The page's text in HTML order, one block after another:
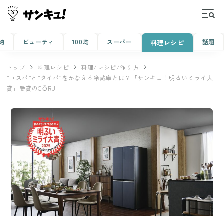
ビューティ 100均 スーパー 料理レシピ 話題
トップ 料理レシピ
料理/レシピ/作り方
”コスパ”と”タイパ”をかなえる冷蔵庫とは？「サンキュ！明るいミライ大
賞」受賞のCŌRU